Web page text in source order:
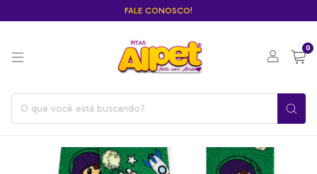
FALE CONOSCO!
0